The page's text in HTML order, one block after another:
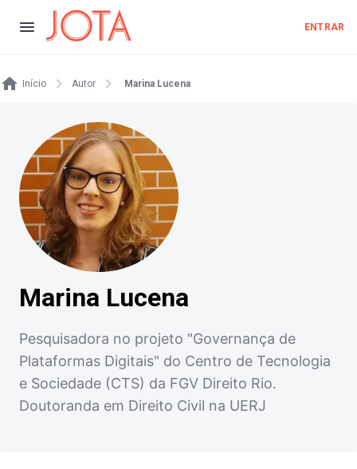
ENTRAR
Início Autor Marina Lucena
Marina Lucena
Pesquisadora no projeto "Governança de
Plataformas Digitais" do Centro de Tecnologia
e Sociedade (CTS) da FGV Direito Rio.
Doutoranda em Direito Civil na UERJ